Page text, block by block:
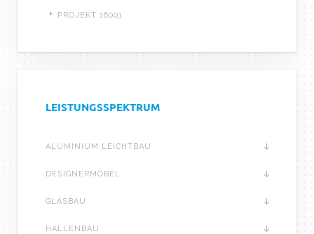
PROJEKT 16001
LEISTUNGSSPEKTRUM
ALUMINIUM LEICHTBAU
DESIGNERMÖBEL
GLASBAU
HALLENBAU